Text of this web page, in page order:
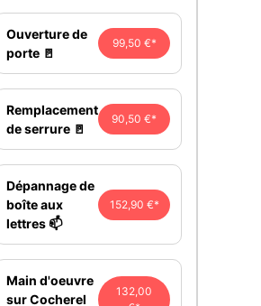
Ouverture de
porte 🚪
99,50 €*
Remplacement
de serrure 🚪
90,50 €*
Dépannage de
boîte aux
lettres 📫
152,90 €*
Main d'oeuvre
sur Cocherel
132,00